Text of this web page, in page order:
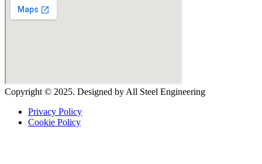
Copyright © 2025. Designed by All Steel Engineering
Privacy Policy
Cookie Policy